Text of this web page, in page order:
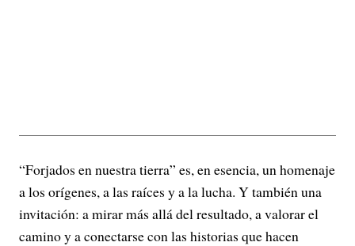
“Forjados en nuestra tierra” es, en esencia, un homenaje
a los orígenes, a las raíces y a la lucha. Y también una
invitación: a mirar más allá del resultado, a valorar el
camino y a conectarse con las historias que hacen